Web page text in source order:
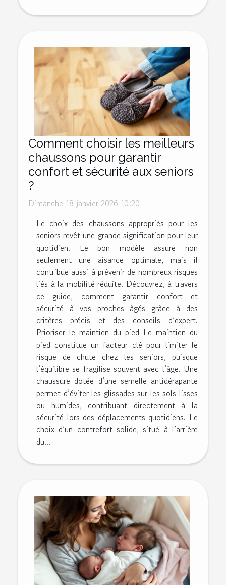
Comment choisir les meilleurs
chaussons pour garantir
confort et sécurité aux seniors
?
Dimanche 18 janvier 2026 10:20
Le choix des chaussons appropriés pour les
seniors revêt une grande signification pour leur
quotidien. Le bon modèle assure non
seulement une aisance optimale, mais il
contribue aussi à prévenir de nombreux risques
liés à la mobilité réduite. Découvrez, à travers
ce guide, comment garantir confort et
sécurité à vos proches âgés grâce à des
critères précis et des conseils d’expert.
Prioriser le maintien du pied Le maintien du
pied constitue un facteur clé pour limiter le
risque de chute chez les seniors, puisque
l’équilibre se fragilise souvent avec l’âge. Une
chaussure dotée d’une semelle antidérapante
permet d’éviter les glissades sur les sols lisses
ou humides, contribuant directement à la
sécurité lors des déplacements quotidiens. Le
choix d’un contrefort solide, situé à l’arrière
du...